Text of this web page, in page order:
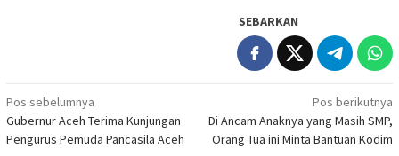
SEBARKAN
Navigasi
pos
Pos sebelumnya
Gubernur Aceh Terima Kunjungan
Pengurus Pemuda Pancasila Aceh
Pos berikutnya
Di Ancam Anaknya yang Masih SMP,
Orang Tua ini Minta Bantuan Kodim